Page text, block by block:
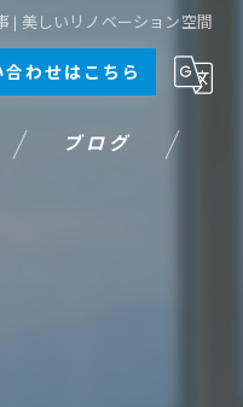
| 美しいリノベーション空間
わせはこちら
ブログ